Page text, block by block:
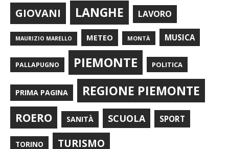
GIOVANI LANGHE LAVORO
MAURIZIO MARELLO METEO MONTÀ MUSICA
PALLAPUGNO PIEMONTE POLITICA
PRIMA PAGINA REGIONE PIEMONTE
ROERO SANITÀ SCUOLA SPORT
TORINO TURISMO